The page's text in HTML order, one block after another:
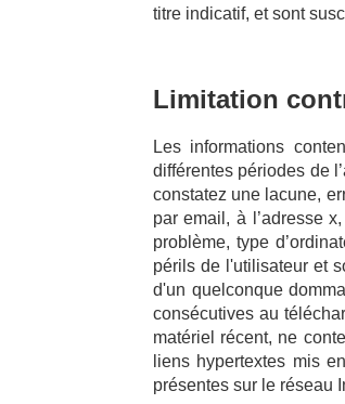
titre indicatif, et sont
Limitation
Les informations
différentes périodes de
constatez une lacune,
par email, à l’adresse
problème, type
périls de l'utilisateur et
d'un quelconque
consécutives au
matériel récent, ne
liens hypertextes mis
présentes sur le réseau